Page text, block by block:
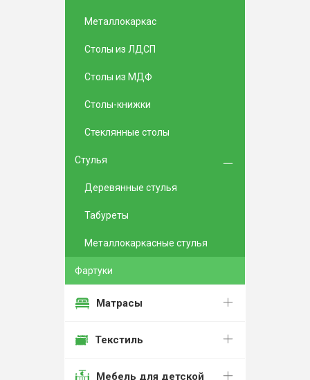
Металлокаркас
Столы из ЛДСП
Столы из МДФ
Столы-книжки
Стеклянные столы
Стулья
Деревянные стулья
Табуреты
Металлокаркасные стулья
Фартуки
Матрасы
Текстиль
Мебель для детской